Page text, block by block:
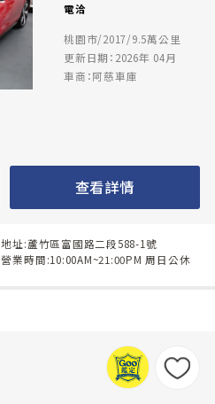
電洽
桃園市/2017/9.5萬公里
更新日期：2026年 04月
車商：阿慈車庫
查看詳情
地址:蘆竹區富國路二段588-1號
營業時間:10:00AM~21:00PM 周日公休